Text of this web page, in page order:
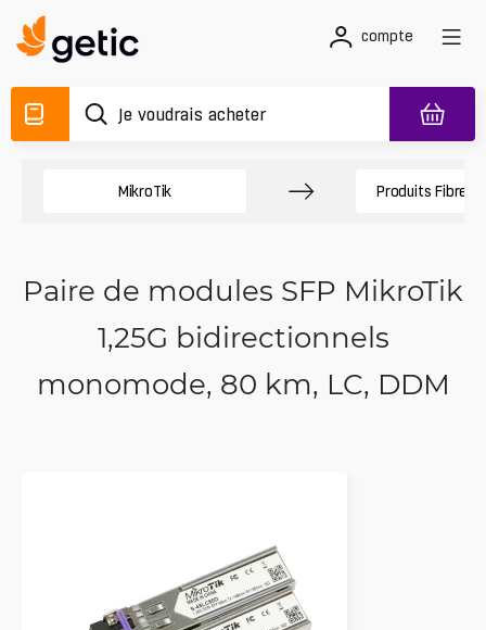
compte
MikroTik Produits Fibres
Paire de modules SFP MikroTik
1,25G bidirectionnels
monomode, 80 km, LC, DDM